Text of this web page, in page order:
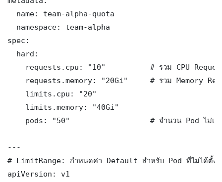
  name: team-alpha-quota
  namespace: team-alpha
spec:
  hard:
requests.cpu: "10"          # รวม CPU
requests.memory: "20Gi"     # รวม Memory
    limits.cpu: "20"
    limits.memory: "40Gi"
pods: "50"                  # จำนวน Pod ไม่เกิ
---
# LimitRange: กำหนดค่า Default สำหรับ Pod ที่ไม่ได้ตั้ง
apiVersion: v1